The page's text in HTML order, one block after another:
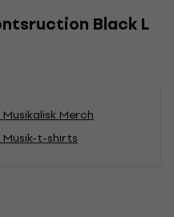
Black L
Musikalisk Merch
Musik-t-shirts